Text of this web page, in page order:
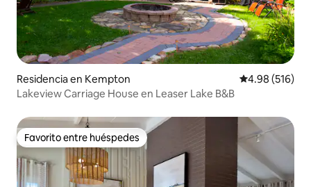
Residencia en Kempton Calificación
4.98 (516)
Lakeview Carriage House en Leaser Lake B&B
Favorito entre huéspedes
Favorito entre huéspedes